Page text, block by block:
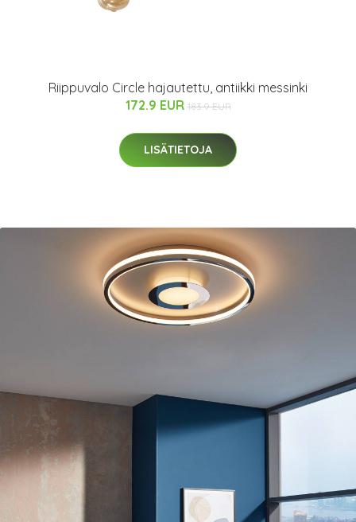
Riippuvalo Circle hajautettu, antiikki messinki
172.9 EUR 183.9 EUR
LISÄTIETOJA